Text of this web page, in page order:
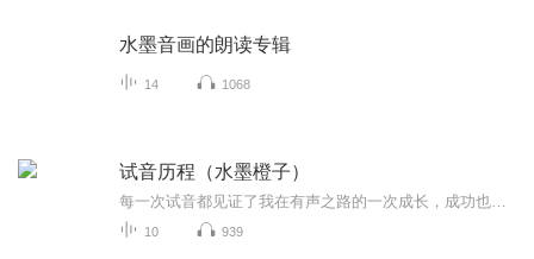
水墨音画的朗读专辑
14 1068
试音历程（水墨橙子）
10 939